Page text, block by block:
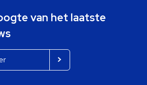
van het laatste